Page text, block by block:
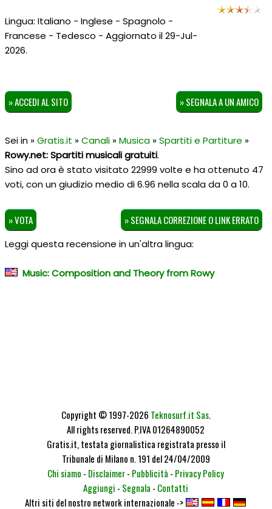
Lingua: Italiano - Inglese - Spagnolo -
Francese - Tedesco - Aggiornato il 29-Jul-
2026.
» ACCEDI AL SITO » SEGNALA A UN AMICO
Sei in »Gratis.it »Canali»Musica»Spartiti e Partiture »
Rowy.net: Spartiti musicali gratuiti.
Sino ad ora è stato visitato 22999 volte e ha ottenuto 47
voti, con un giudizio medio di6.96 nella scala da0 a10.
» VOTA » SEGNALA CORREZIONE O LINK ERRATO
Leggi questa recensione in un'altra lingua:
Music: Composition and Theory from Rowy
Copyright © 1997-2026 Teknosurf.it Sas.
All rights reserved. P.IVA 01264890052
Gratis.it, testata giornalistica registrata presso il
Tribunale di Milano n. 191 del 24/04/2009
Chi siamo - Disclaimer- Pubblicità - Privacy Policy
Aggiungi - Segnala - Contatti
Altri siti del nostro network internazionale ->